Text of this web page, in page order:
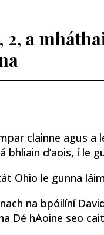
2, a
clainne agus a
bhliain d’aois, í le
Ohio le gunna
na bpóilíní
Dé hAoine seo